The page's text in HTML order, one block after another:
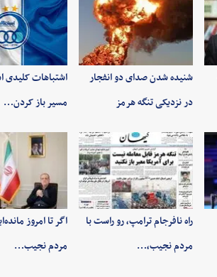
شنیده شدن صدای دو انفجار
در نزدیکی تنگه هرمز
اشتباهات کلیدی
مسیر باز کردن…
راه نافرجام ترامپ، رو راست با
مردم نجیب،…
اگر تا امروز
مردم نجیب…